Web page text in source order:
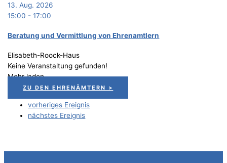
13. Aug. 2026
15:00 -17:00
Bera­tung und Ver­mitt­lung von Ehrenamtlern
Elisabeth-Roock-Haus
Keine Veranstaltung gefunden!
Mehr laden
ZU DEN EHRENÄMTERN >
vorheriges Ereignis
nächstes Ereignis